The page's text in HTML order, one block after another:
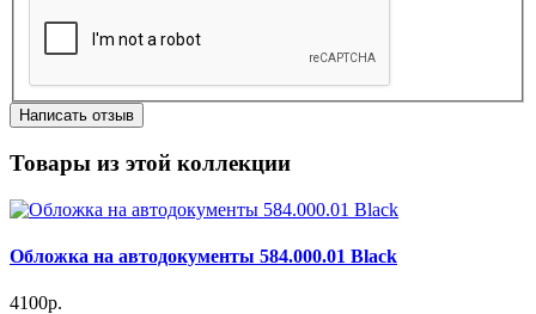
Написать отзыв
Товары из этой коллекции
Обложка на автодокументы 584.000.01 Black
4100р.